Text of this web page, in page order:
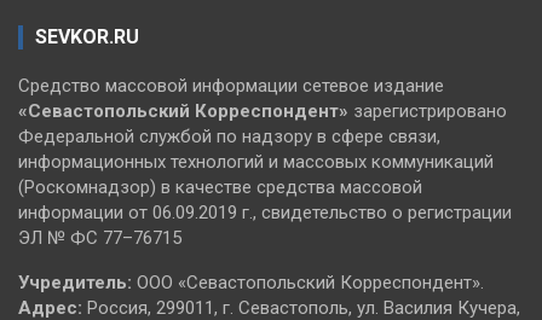
SEVKOR.RU
Средство массовой информации сетевое издание
«Севастопольский Корреспондент» зарегистрировано
Федеральной службой по надзору в сфере связи,
информационных технологий и массовых коммуникаций
(Роскомнадзор) в качестве средства массовой
информации от 06.09.2019 г., свидетельство о регистрации
ЭЛ № ФС 77–76715
Учредитель: ООО «Севастопольский Корреспондент».
Адрес: Россия, 299011, г. Севастополь, ул. Василия Кучера,